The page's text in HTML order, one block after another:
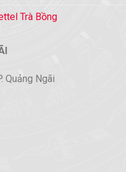
Trà Bồng
Quảng Ngãi